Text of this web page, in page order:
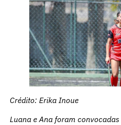
Crédito: Erika Inoue
Luana e Ana foram